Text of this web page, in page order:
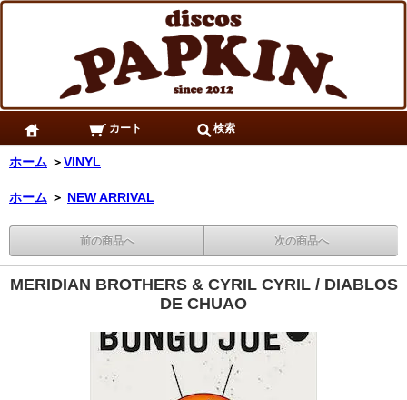
カート 検索
ホーム ＞VINYL
ホーム ＞ NEW ARRIVAL
前の商品へ 次の商品へ
MERIDIAN BROTHERS & CYRIL CYRIL / DIABLOS
DE CHUAO